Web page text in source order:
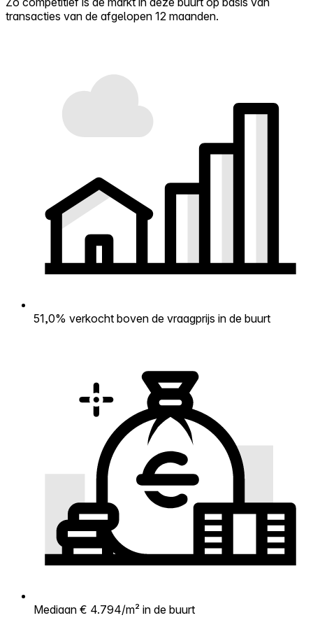
transacties van de afgelopen 12 maanden.
51,0% verkocht boven de vraagprijs in de buurt
Mediaan € 4.794/m² in de buurt